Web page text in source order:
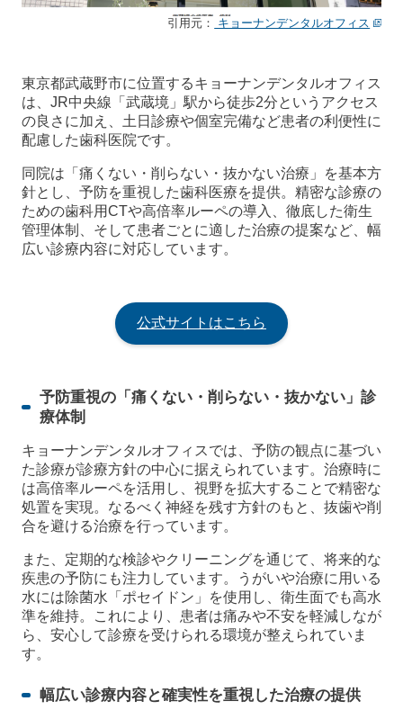
引用元： キョーナンデンタルオフィス
東京都武蔵野市に位置するキョーナンデンタルオフィス
は、JR中央線「武蔵境」駅から徒歩2分というアクセス
の良さに加え、土日診療や個室完備など患者の利便性に
配慮した歯科医院です。
同院は「痛くない・削らない・抜かない治療」を基本方
針とし、予防を重視した歯科医療を提供。精密な診療の
ための歯科用CTや高倍率ルーペの導入、徹底した衛生
管理体制、そして患者ごとに適した治療の提案など、幅
広い診療内容に対応しています。
公式サイトはこちら
予防重視の「痛くない・削らない・抜かない」診
療体制
キョーナンデンタルオフィスでは、予防の観点に基づい
た診療が診療方針の中心に据えられています。治療時に
は高倍率ルーペを活用し、視野を拡大することで精密な
処置を実現。なるべく神経を残す方針のもと、抜歯や削
合を避ける治療を行っています。
また、定期的な検診やクリーニングを通じて、将来的な
疾患の予防にも注力しています。うがいや治療に用いる
水には除菌水「ポセイドン」を使用し、衛生面でも高水
準を維持。これにより、患者は痛みや不安を軽減しなが
ら、安心して診療を受けられる環境が整えられていま
す。
幅広い診療内容と確実性を重視した治療の提供